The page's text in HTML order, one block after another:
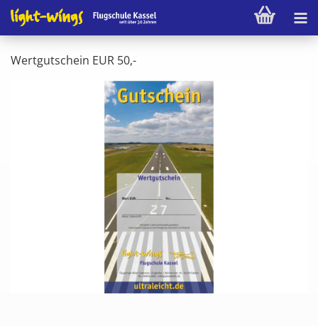
Wert­gut­schein EUR 50,-